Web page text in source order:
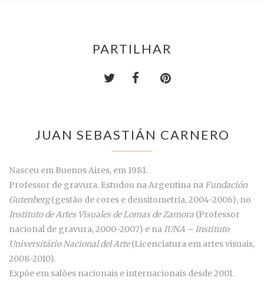
PARTILHAR
JUAN SEBASTIÁN CARNERO
Nasceu em Buenos Aires, em 1981.
Professor de gravura. Estudou na Argentina na Fundación
Gutenberg(gestão de cores e densitometria, 2004-2006), no
Instituto de Artes Visuales de Lomas de Zamora (Professor
nacional de gravura, 2000-2007) e naIUNA – Instituto
Universitário Nacional del Arte(Licenciatura em artes visuais,
2008-2010).
Expõe em salões nacionais e internacionais desde 2001.